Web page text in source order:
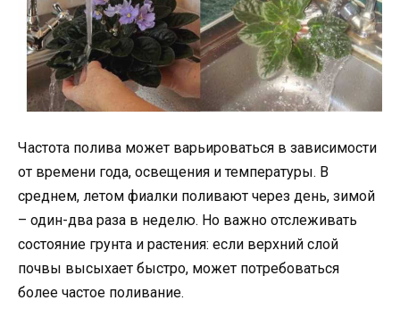
Частота полива может варьироваться в зависимости
от времени года, освещения и температуры. В
среднем, летом фиалки поливают через день, зимой
– один-два раза в неделю. Но важно отслеживать
состояние грунта и растения: если верхний слой
почвы высыхает быстро, может потребоваться
более частое поливание.